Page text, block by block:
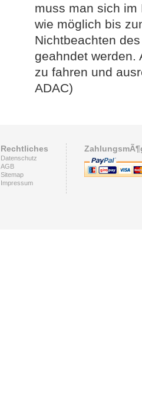
muss man sich
wie möglich bis
Nichtbeachten
geahndet werden.
zu fahren und
ADAC)
Rechtliches
Datenschutz
AGB
Sitemap
Impressum